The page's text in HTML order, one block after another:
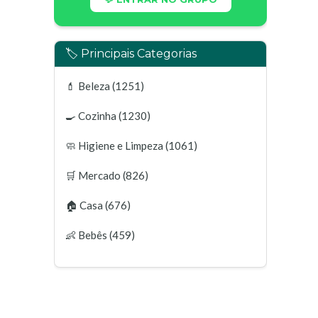
🏷️ Principais Categorias
💄 Beleza (1251)
🍳 Cozinha (1230)
🧼 Higiene e Limpeza (1061)
🛒 Mercado (826)
🏠 Casa (676)
👶 Bebês (459)